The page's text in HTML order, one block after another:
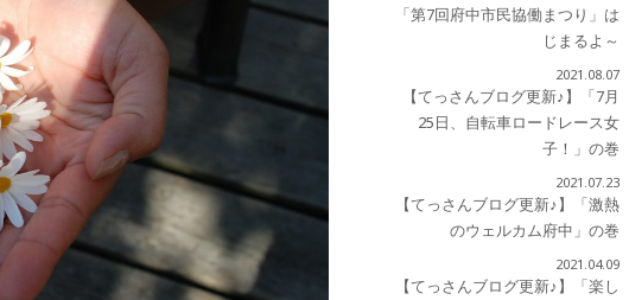
「第7回府中市民協働まつり」は
じまるよ～
2021.08.07
【てっさんブログ更新♪】「7月
25日、自転車ロードレース女
子！」の巻
2021.07.23
【てっさんブログ更新♪】「激熱
のウェルカム府中」の巻
2021.04.09
【てっさんブログ更新♪】「楽し